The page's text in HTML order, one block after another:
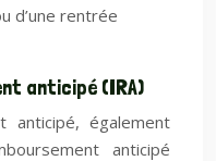
d’une rentrée
anticipé (IRA)
anticipé, également
anticipé